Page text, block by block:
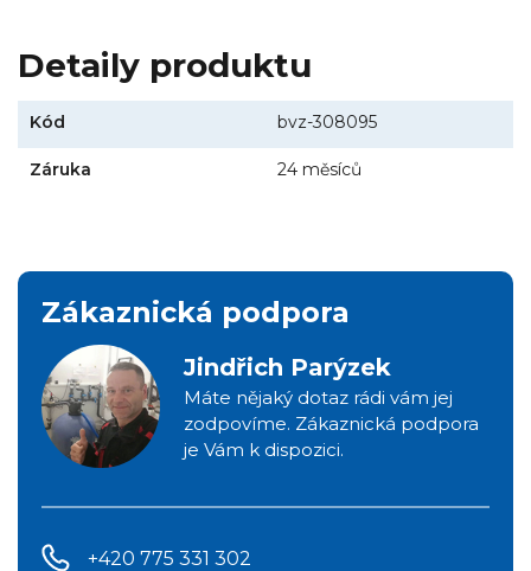
Detaily produktu
Kód bvz-308095
Záruka 24 měsíců
Zákaznická podpora
Jindřich Parýzek
Máte nějaký dotaz rádi vám jej
zodpovíme. Zákaznická podpora
je Vám k dispozici.
+420 775 331 302